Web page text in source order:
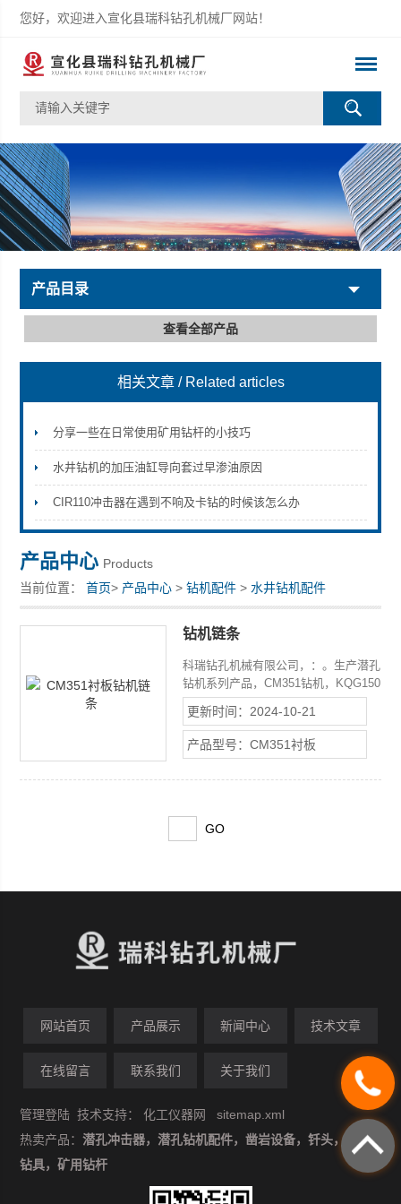
您好，欢迎进入宣化县瑞科钻孔机械厂网站！
宣化县瑞科钻孔机械厂
产品目录
查看全部产品
相关文章 / Related articles
分享一些在日常使用矿用钻杆的小技巧
水井钻机的加压油缸导向套过早渗油原因
CIR110冲击器在遇到不响及卡钻的时候该怎么办
产品中心 Products
当前位置：首页> 产品中心 >钻机配件 > 水井钻机配件
钻机链条
科瑞钻孔机械有限公司，：。生产潜孔
钻机系列产品，CM351钻机，KQG150
钻机，100B钻机，100D钻机及其钻机
配件，配套产品。广泛用于矿山、水
电、地热、公路、铁路、桩桥、隧道等
土石工程，备有现货，欢迎选购。
更新时间：2024-10-21
产品型号：CM351衬板
网站首页 产品展示 新闻中心 技术文章
在线留言 联系我们 关于我们
管理登陆 技术支持：化工仪器网
sitemap.xml
热卖产品：潜孔冲击器，潜孔钻机配件，凿岩设备，钎头，潜孔
钻具，矿用钻杆